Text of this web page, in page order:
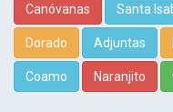
Canóvanas Santa
Dorado Adjuntas
Coamo Naranjito